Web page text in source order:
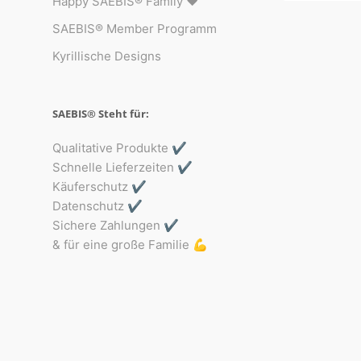
SAEBIS® Member Programm
Kyrillische Designs
SAEBIS® Steht für:
Qualitative Produkte ✔️
Schnelle Lieferzeiten ✔️
Käuferschutz ✔️
Datenschutz ✔️
Sichere Zahlungen ✔️
& für eine große Familie 💪